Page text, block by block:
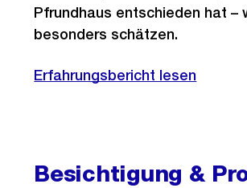
Pfrundhaus entschieden hat –
besonders schätzen.
Erfahrungsbericht lesen
Besichtigung &